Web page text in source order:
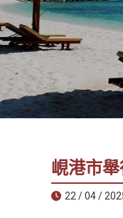
地
社
錫
安
旅
您
在
峴港市
22 / 04 /